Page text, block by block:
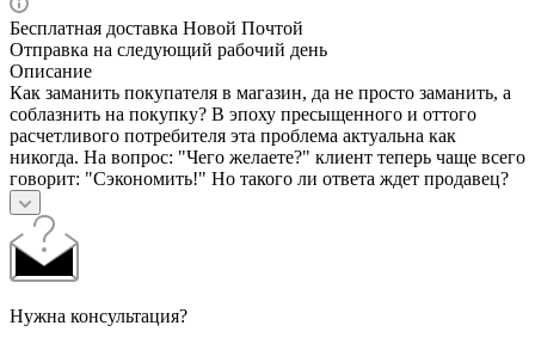
Бесплатная доставка Новой Почтой
Отправка на следующий рабочий день
Описание
Как заманить покупателя в магазин, да не просто заманить, а
соблазнить на покупку? В эпоху пресыщенного и оттого
расчетливого потребителя эта проблема актуальна как
никогда. На вопрос: "Чего желаете?" клиент теперь чаще всего
говорит: "Сэкономить!" Но такого ли ответа ждет продавец?
Нужна консультация?